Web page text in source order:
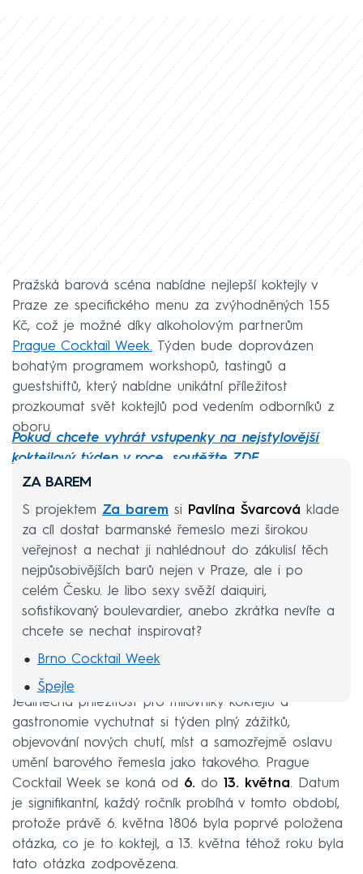
Pražská barová scéna nabídne nejlepší koktejly v
Praze ze specifického menu za zvýhodněných 155
Kč, což je možné díky alkoholovým partnerům
Prague Cocktail Week. Týden bude doprovázen
bohatým programem workshopů, tastingů a
guestshiftů, který nabídne unikátní příležitost
prozkoumat svět koktejlů pod vedením odborníků z
oboru.
Pokud chcete vyhrát vstupenky na nejstylovější
koktejlový týden v roce, soutěžte ZDE.
ZA BAREM
S projektem Za barem si Pavlína Švarcová klade
za cíl dostat barmanské řemeslo mezi širokou
veřejnost a nechat ji nahlédnout do zákulisí těch
nejpůsobivějších barů nejen v Praze, ale i po
celém Česku. Je libo sexy svěží daiquiri,
sofistikovaný boulevardier, anebo zkrátka nevíte a
chcete se nechat inspirovat?
Brno Cocktail Week
Špejle
Bugsy´s Bar
Whisky Life! Prague
Becher´s Bar
Jedinečná příležitost pro milovníky koktejlů a
gastronomie vychutnat si týden plný zážitků,
objevování nových chutí, míst a samozřejmě oslavu
umění barového řemesla jako takového. Prague
Cocktail Week se koná od 6. do 13. května. Datum
je signifikantní, každý ročník probíhá v tomto období,
protože právě 6. května 1806 byla poprvé položena
otázka, co je to koktejl, a 13. května téhož roku byla
tato otázka zodpovězena.